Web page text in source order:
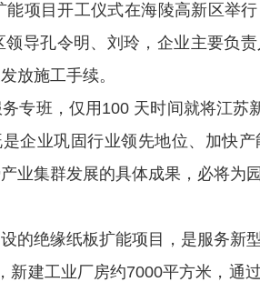
项目开工仪式在海陵高新区举
导孔令明、刘玲，企业主要负
放施工手续。
专班，仅用100 天时间就将江苏
企业巩固行业领先地位、加快
业集群发展的具体成果，必将为
的绝缘纸板扩能项目，是服务新
新建工业厂房约7000平方米，通